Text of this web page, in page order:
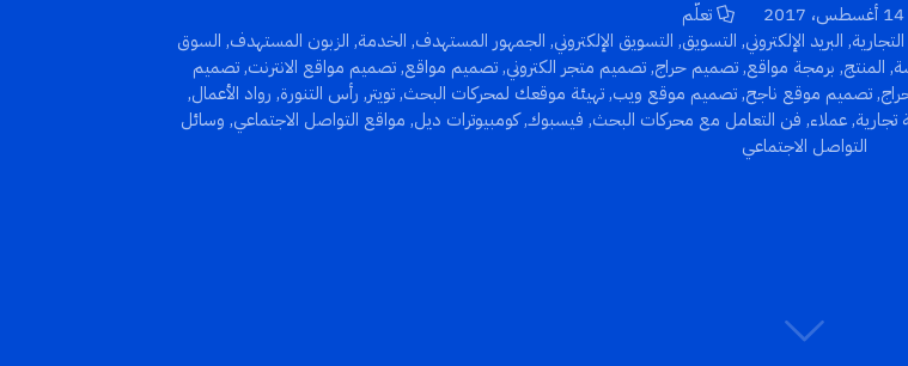
14 أغسطس، 2017
تعلّم
, البريد الإلكتروني, التسويق, التسويق الإلكتروني, الجمهور المستهدف, الخدمة, الزبون المستهدف, السوق
, المنتج, برمجة مواقع,تصميم حراج,تصميم متجر الكتروني,تصميم مواقع,تصميم مواقع الانترنت,تصميم
,تصميم موقع ناجح,تصميم موقع ويب,تهيئة موقعك لمحركات البحث,تويتر, رأس التنورة, رواد الأعمال,
تجارية,عملاء, فن التعامل مع محركات البحث, فيسبوك,كومبيوترات ديل, مواقع التواصل الاجتماعي, وسائل
التواصل الاجتماعي